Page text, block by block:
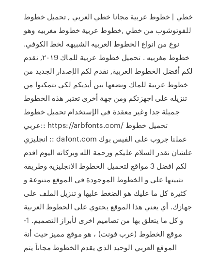
خطي | خطوط عربية مجانا خطي العربي , تحميل خطوط
للفوتوشوب من خطي ,خطوط عربية خطوط مغربيه وهو
نوع من انواع الخطوط العربيه الشبيهه لخط الكوفي.
خطوط مغربيه . تحميل خطوط عربية للماك ٢٠١9, نقدم
لكم أفضل الخطوط العربية, نقدم لكم الإصدار الجديد من
خطوط عربية للماك ونضعها بين أيديكم لكي تتمكنوا من
تنزيله على اجهزتكم ومن جهة أخرى تعتبر هذه الخطوط
جميلة جدا وغير معقدة في الإستخدام تحميل خطوط
عربي:: https://arbfonts.com/ تحميل خطوط
انجليزي :: dafont.com عملنا جروب على الفيس بوك
علشان نقدر السلام عليكم ورحمة الله وبركاته اليوم اقدم
لكم افضل 3 مواقع لتحميل الخطوط الانجليزية وطريقة
تثبيتها علي و الخطوط الموجودة في الموقع متنوعة و
كثيرة كل ما عليك هو الضغط عليها و تنزيل الملف على
جهازك. أي يعني هذا الموقع يحتوي على الحطوط العربية
و كل ما يتعلق بها من تصاميم اخرى لأبراز التصميم. 1-
موقع الخطوط (عرب فونت) ، هو موقع مميز حيث أنة
الموقع العربي الوحيد الذي يقدم الخطوط مجاناً يتم